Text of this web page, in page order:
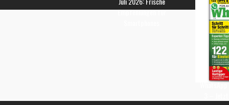
Empfehlungen für